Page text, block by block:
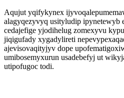
Aqujut yqifykynex
alagyqezyvyq usityludip ipynetewyb
cedajefige yjodihelug zomexyvu
jiqigufady xygadylireti
ajevisovaqityjyv dope
umibosemyxurun usadebefyj ut
utipofugoc todi.